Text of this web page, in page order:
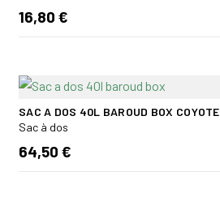
16,80 €
SAC A DOS 40L BAROUD BOX COYOTE
Sac à dos
64,50 €